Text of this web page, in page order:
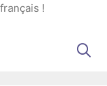
!